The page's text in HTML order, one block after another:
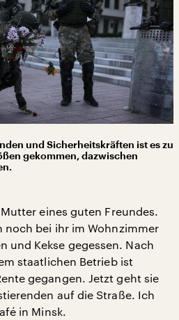
und Sicherheitskräften ist es zu
gekommen, dazwischen
eines guten Freundes.
noch bei ihr im Wohnzimmer
und Kekse gegessen. Nach
staatlichen Betrieb ist
gegangen. Jetzt geht sie
auf die Straße. Ich
in Minsk.